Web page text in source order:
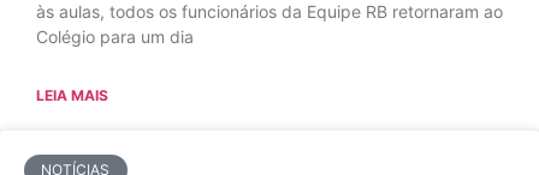
às aulas, todos os funcionários da Equipe RB retornaram ao
Colégio para um dia
LEIA MAIS
NOTÍCIAS